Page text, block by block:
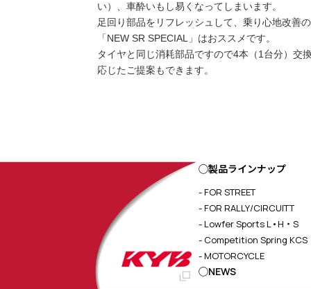
い）、車酔いもし易くなってしまいます。
足回り部品をリフレッシュして、乗り心地改善
「NEW SR SPECIAL」はおススメです。
タイヤと同じ消耗部品ですので4本（1台分）交
応じたご提案もできます。
◯製品ラインナップ
- FOR STREET
- FOR RALLY/CIRCUITT
- Lowfer Sports L•H・S
- Competition Spring KCS
- MOTORCYCLE
◯NEWS